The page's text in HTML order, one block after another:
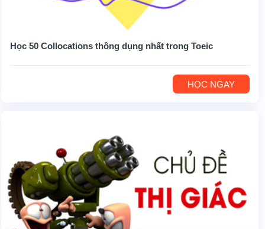
Học 50 Collocations thông dụng nhất trong Toeic
HỌC NGAY